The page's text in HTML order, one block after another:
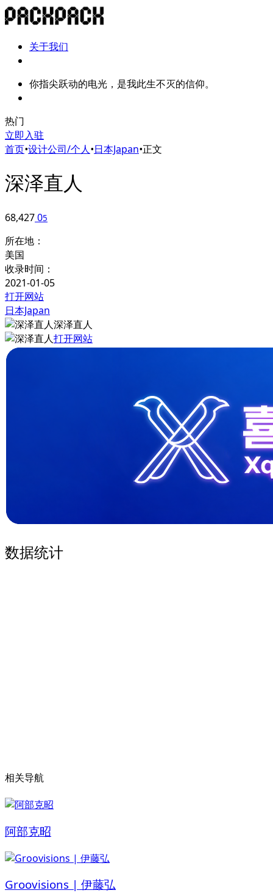
关于我们
你指尖跃动的电光，是我此生不灭的信仰。
热门
立即入驻
首页•设计公司/个人•日本Japan•正文
深泽直人
68,42705
所在地：
美国
收录时间：
2021-01-05
打开网站
日本Japan
深泽直人
打开网站
数据统计
相关导航
阿部克昭
Groovisions | 伊藤弘